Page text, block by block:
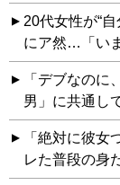
20代女性が“
にア然…「い
「デブなのに
男」に共通し
「絶対に彼女
レた普段の身